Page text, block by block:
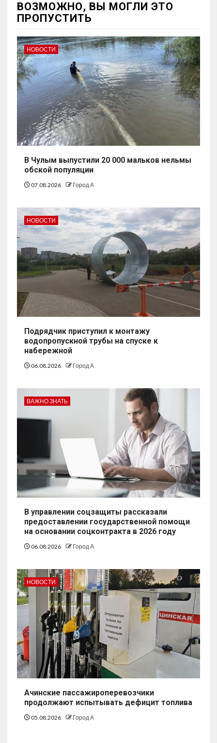
ВОЗМОЖНО, ВЫ МОГЛИ ЭТО
ПРОПУСТИТЬ
НОВОСТИ
В Чулым выпустили 20 000 мальков нельмы
обской популяции
07.08.2026 Город А
НОВОСТИ
Подрядчик приступил к монтажу
водопропускной трубы на спуске к
набережной
06.08.2026 Город А
ВАЖНО ЗНАТЬ
В управлении соцзащиты рассказали
предоставлении государственной помощи
на основании соцконтракта в 2026 году
06.08.2026 Город А
НОВОСТИ
Ачинские пассажироперевозчики
продолжают испытывать дефицит топлива
05.08.2026 Город А